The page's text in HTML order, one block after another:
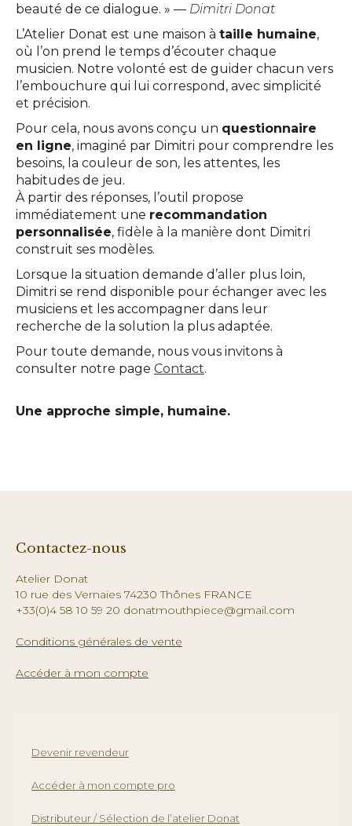
beauté de ce dialogue. » — Dimitri Donat
L’Atelier Donat est une maison à taille humaine,
où l’on prend le temps d’écouter chaque
musicien. Notre volonté est de guider chacun vers
l’embouchure qui lui correspond, avec simplicité
et précision.
Pour cela, nous avons conçu un questionnaire
en ligne, imaginé par Dimitri pour comprendre les
besoins, la couleur de son, les attentes, les
habitudes de jeu.
À partir des réponses, l’outil propose
immédiatement une recommandation
personnalisée, fidèle à la manière dont Dimitri
construit ses modèles.
Lorsque la situation demande d’aller plus loin,
Dimitri se rend disponible pour échanger avec les
musiciens et les accompagner dans leur
recherche de la solution la plus adaptée.
Pour toute demande, nous vous invitons à
consulter notre page Contact.
Une approche simple, humaine.
Contactez-nous
Atelier Donat
10 rue des Vernaies 74230 Thônes FRANCE
+33(0)4 58 10 59 20 donatmouthpiece@gmail.com
Conditions générales de vente
Accéder à mon compte
Devenir revendeur
Accéder à mon compte pro
Distributeur / Sélection de l’atelier Donat